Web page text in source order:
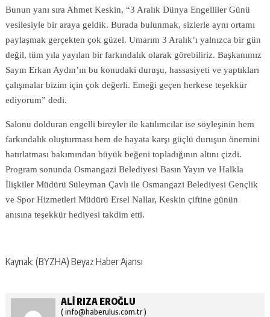
Bunun yanı sıra Ahmet Keskin, “3 Aralık Dünya Engelliler Günü
vesilesiyle bir araya geldik. Burada bulunmak, sizlerle aynı ortamı
paylaşmak gerçekten çok güzel. Umarım 3 Aralık’ı yalnızca bir gün
değil, tüm yıla yayılan bir farkındalık olarak görebiliriz. Başkanımız
Sayın Erkan Aydın’ın bu konudaki duruşu, hassasiyeti ve yaptıkları
çalışmalar bizim için çok değerli. Emeği geçen herkese teşekkür
ediyorum” dedi.
Salonu dolduran engelli bireyler ile katılımcılar ise söyleşinin hem
farkındalık oluşturması hem de hayata karşı güçlü duruşun önemini
hatırlatması bakımından büyük beğeni topladığının altını çizdi.
Program sonunda Osmangazi Belediyesi Basın Yayın ve Halkla
İlişkiler Müdürü Süleyman Çavlı ile Osmangazi Belediyesi Gençlik
ve Spor Hizmetleri Müdürü Ersel Nallar, Keskin çiftine günün
anısına teşekkür hediyesi takdim etti.
Kaynak: (BYZHA) Beyaz Haber Ajansı
ALI RIZA EROĞLU
( info@haberulus.com.tr )